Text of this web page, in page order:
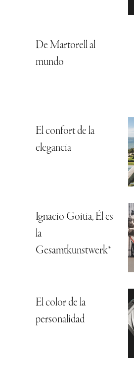
De Martorell al
mundo
El confort de la
elegancia
Ignacio Goitia, Él es
la
Gesamtkunstwerk*
El color de la
personalidad